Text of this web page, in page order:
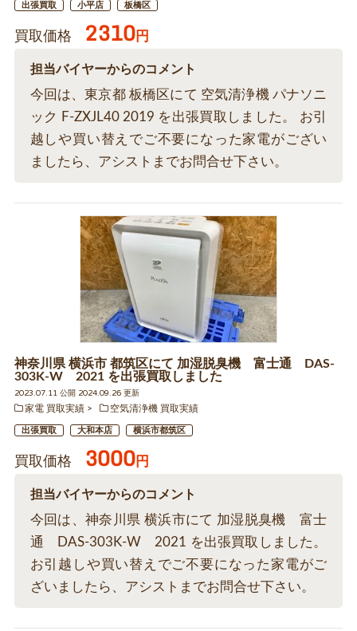
出張買取 小平店 板橋区
買取価格 2310円
担当バイヤーからのコメント
今回は、東京都 板橋区にて 空気清浄機 パナソニ
ック F-ZXJL40 2019 を出張買取しました。 お引
越しや買い替えでご不要になった家電がござい
ましたら、アシストまでお問合せ下さい。
神奈川県 横浜市 都筑区にて 加湿脱臭機 富士通 DAS-
303K-W 2021 を出張買取しました
2023.07.11 公開 2024.09.26 更新
家電 買取実績
空気清浄機 買取実績
出張買取 大和本店 横浜市都筑区
買取価格 3000円
担当バイヤーからのコメント
今回は、神奈川県 横浜市にて 加湿脱臭機 富士
通 DAS-303K-W 2021 を出張買取しました。
お引越しや買い替えでご不要になった家電がご
ざいましたら、アシストまでお問合せ下さい。